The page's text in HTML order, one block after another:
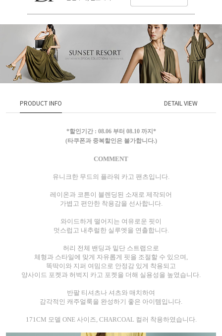
PRODUCT INFO DETAIL VIEW
*할인기간 : 08.06 부터 08.10 까지*
(타쿠폰과 중복할인은 불가합니다.)
COMMENT
유니크한 무드의 플라워 카고 팬츠입니다.
레이온과 코튼이 블렌딩된 소재로 제작되어
가볍고 편안한 착용감을 선사합니다.
와이드하게 떨어지는 여유로운 핏이
멋스럽고 내추럴한 실루엣을 연출합니다.
허리 전체 밴딩과 밑단 스트랩으로
체형과 스타일에 맞게 자유롭게 핏을 조절할 수 있으며,
똑딱이와 지퍼 여밈으로 안정감 있게 착용되고
양사이드 포켓과 허벅지 카고 포켓을 더해 실용성을 높였습니다.
반팔 티셔츠나 셔츠와 매치하여
감각적인 캐주얼룩을 완성하기 좋은 아이템입니다.
171CM 모델 ONE 사이즈, CHARCOAL 컬러 착용하였습니다.